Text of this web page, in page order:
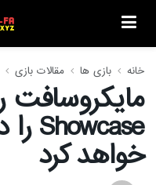
خانه بازی ها مقالات بازی
خواهد کرد